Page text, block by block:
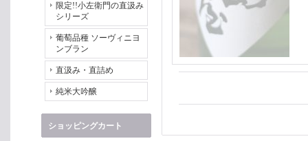
限定!!小左衛門の直汲み
シリーズ
葡萄品種 ソーヴィニヨ
ンブラン
直汲み・直詰め
純米大吟醸
ショッピングカート